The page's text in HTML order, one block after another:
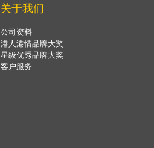
关于我们
公司资料
港人港情品牌大奖
星级优秀品牌大奖
客户服务